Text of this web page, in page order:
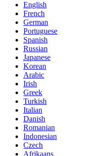
English
French
German
Portuguese
Spanish
Russian
Japanese
Korean
Arabic
Irish
Greek
Turkish
Italian
Danish
Romanian
Indonesian
Czech
Afrikaans